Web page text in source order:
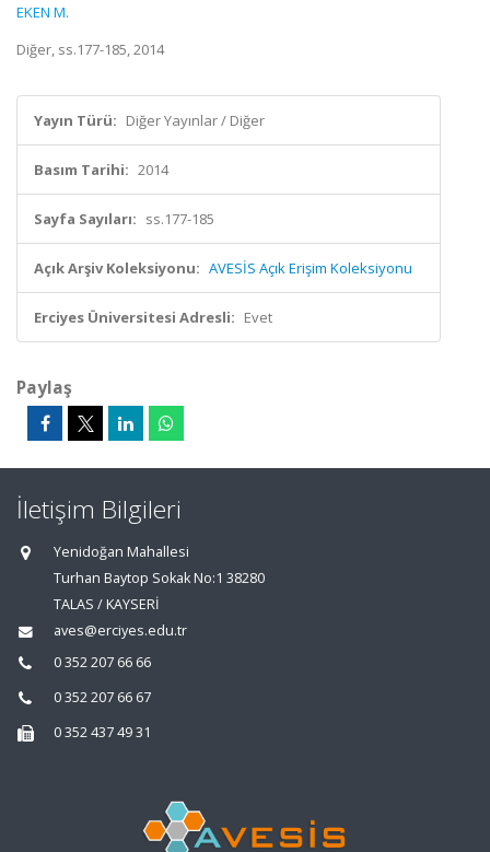
EKEN M.
Diğer, ss.177-185, 2014
Yayın Türü: Diğer Yayınlar / Diğer
Basım Tarihi: 2014
Sayfa Sayıları: ss.177-185
Açık Arşiv Koleksiyonu: AVESİS Açık Erişim Koleksiyonu
Erciyes Üniversitesi Adresli: Evet
Paylaş
İletişim Bilgileri
Yenidoğan Mahallesi
Turhan Baytop Sokak No:1 38280
TALAS / KAYSERİ
aves@erciyes.edu.tr
0 352 207 66 66
0 352 207 66 67
0 352 437 49 31